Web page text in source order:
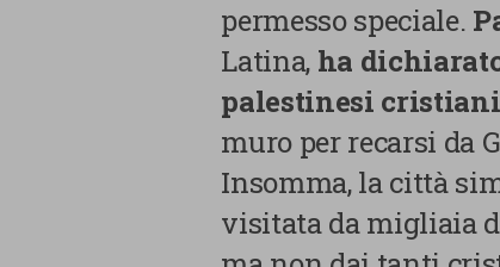
La tua privacy
permesso speciale.
Latina, ha
palestinesi
muro per recarsi da
Insomma, la città
visitata da migliaia